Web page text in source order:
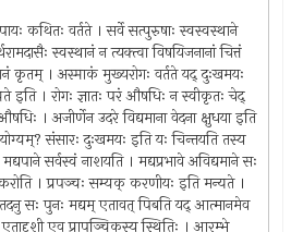
कथितः वर्तते । सर्वे सत्पुरुषाः स्वस्वस्थाने
स्वस्थानं न त्यक्त्वा विषयिजनानां चित्तं
कृतम् । अस्माकं मुख्यरोगः वर्तते यद् दुःखमयः
। रोगः ज्ञातः परं औषधिः न स्वीकृतः चेद्
। अजीर्णेन उदरे विद्यमाना वेदना क्षुधया इति
संसारः दुःखमयः इति यः चिन्तयति तस्य
सर्वस्वं नाशयति । मद्यप्रभावे अविद्यमाने सः
करोति । प्रपञ्चः सम्यक् करणीयः इति मन्यते ।
। तदनु सः पुनः मद्यम् एतावत् पिबति यद् आत्मानमेव
एव प्रापञ्चिकस्य स्थितिः । आरम्भे